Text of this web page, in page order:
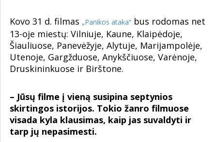
Kovo 31 d. filmas „Panikos ataka“ bus rodomas net
13-oje miestų: Vilniuje, Kaune, Klaipėdoje,
Šiauliuose, Panevėžyje, Alytuje, Marijampolėje,
Utenoje, Gargžduose, Anykščiuose, Varėnoje,
Druskininkuose ir Birštone.
– Jūsų filme į vieną susipina septynios
skirtingos istorijos. Tokio žanro filmuose
visada kyla klausimas, kaip jas suvaldyti ir
tarp jų nepasimesti.